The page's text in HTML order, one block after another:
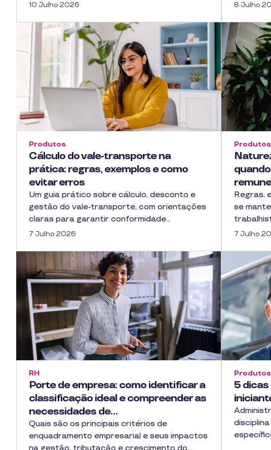
10 Julho 2026 8 Julho
Cálculo do vale-transporte na
prática: regras, exemplos e como
evitar erros
Produtos
Um guia prático sobre cálculo, desconto e
gestão do vale-transporte, com orientações
claras para garantir conformidade…
7 Julho 2026
Produtos
Regras,
se
7 Julho
Porte de empresa: como identificar a
classificação ideal e compreender as
necessidades de…
RH
Quais são os principais critérios de
enquadramento empresarial e seus impactos
5
Produtos